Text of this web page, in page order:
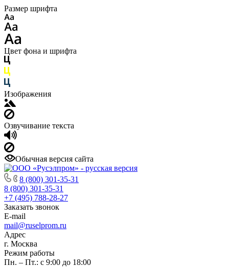
Размер шрифта
Цвет фона и шрифта
Изображения
Озвучивание текста
Обычная версия сайта
8 (800) 301-35-31
8 (800) 301-35-31
+7 (495) 788-28-27
Заказать звонок
E-mail
mail@ruselprom.ru
Адрес
г. Москва
Режим работы
Пн. – Пт.: с 9:00 до 18:00